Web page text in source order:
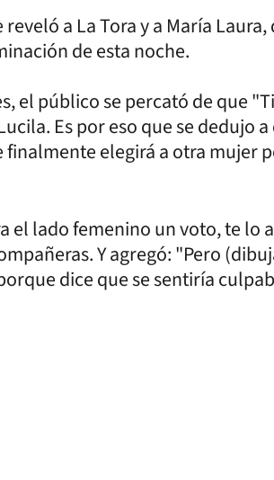
a La Tora y a María
de esta noche.
el público se percató de que
Es por eso que se dedujo
finalmente elegirá a otra mujer
el lado femenino un voto, te lo
Y agregó: "Pero
dice que se sentiría